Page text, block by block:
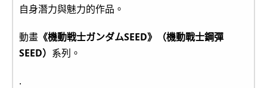
自身潛力與魅力的作品。
動畫 《機動戦士ガンダムSEED》（機動戰士鋼彈
SEED） 系列。
.